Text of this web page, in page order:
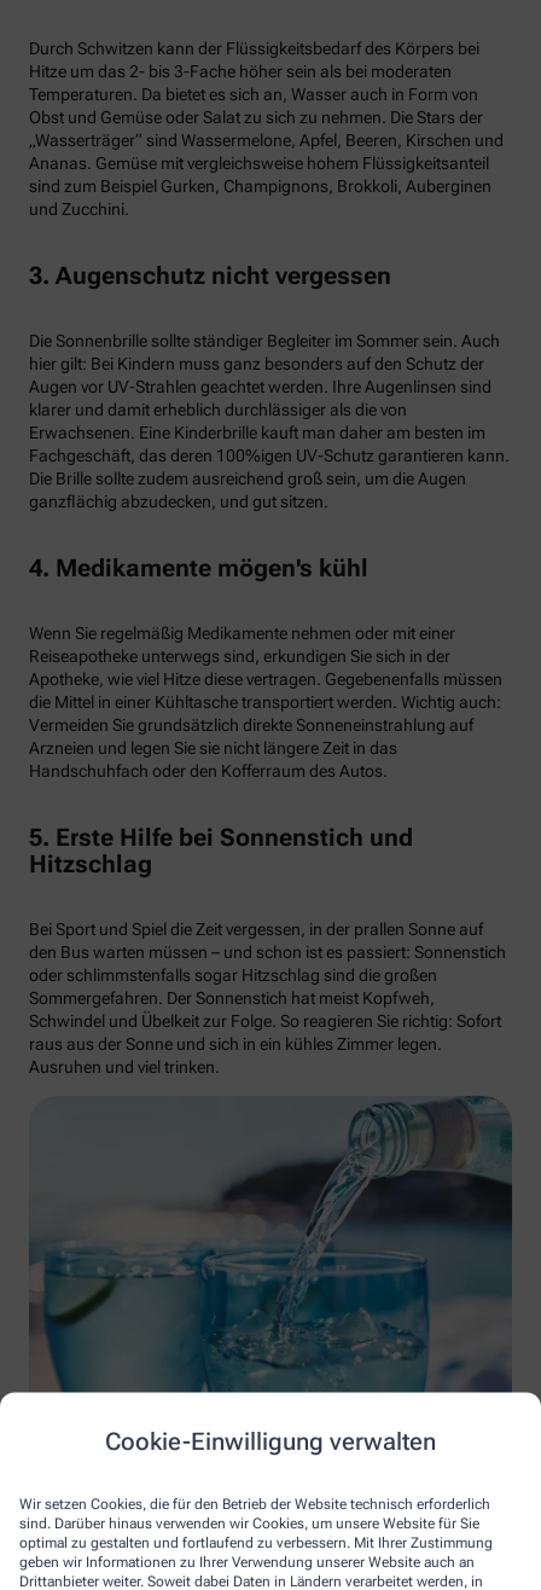
Cookie-Einwilligung verwalten
Wir setzen Cookies, die für den Betrieb der Website technisch erforderlich
sind. Darüber hinaus verwenden wir Cookies, um unsere Website für Sie
optimal zu gestalten und fortlaufend zu verbessern. Mit Ihrer Zustimmung
geben wir Informationen zu Ihrer Verwendung unserer Website auch an
Drittanbieter weiter. Soweit dabei Daten in Ländern verarbeitet werden, in
Durch Schwitzen kann der Flüssigkeitsbedarf des Körpers bei
Hitze um das 2- bis 3-Fache höher sein als bei moderaten
Temperaturen. Da bietet es sich an, Wasser auch in Form von
Obst und Gemüse oder Salat zu sich zu nehmen. Die Stars der
„Wasserträger“ sind Wassermelone, Apfel, Beeren, Kirschen und
Ananas. Gemüse mit vergleichsweise hohem Flüssigkeitsanteil
sind zum Beispiel Gurken, Champignons, Brokkoli, Auberginen
und Zucchini.
3. Augenschutz nicht vergessen
Die Sonnenbrille sollte ständiger Begleiter im Sommer sein. Auch
hier gilt: Bei Kindern muss ganz besonders auf den Schutz der
Augen vor UV-Strahlen geachtet werden. Ihre Augenlinsen sind
klarer und damit erheblich durchlässiger als die von
Erwachsenen. Eine Kinderbrille kauft man daher am besten im
Fachgeschäft, das deren 100%igen UV-Schutz garantieren kann.
Die Brille sollte zudem ausreichend groß sein, um die Augen
ganzflächig abzudecken, und gut sitzen.
4. Medikamente mögen's kühl
Wenn Sie regelmäßig Medikamente nehmen oder mit einer
Reiseapotheke unterwegs sind, erkundigen Sie sich in der
Apotheke, wie viel Hitze diese vertragen. Gegebenenfalls müssen
die Mittel in einer Kühltasche transportiert werden. Wichtig auch:
Vermeiden Sie grundsätzlich direkte Sonneneinstrahlung auf
Arzneien und legen Sie sie nicht längere Zeit in das
Handschuhfach oder den Kofferraum des Autos.
5. Erste Hilfe bei Sonnenstich und
Hitzschlag
Bei Sport und Spiel die Zeit vergessen, in der prallen Sonne auf
den Bus warten müssen – und schon ist es passiert: Sonnenstich
oder schlimmstenfalls sogar Hitzschlag sind die großen
Sommergefahren. Der Sonnenstich hat meist Kopfweh,
Schwindel und Übelkeit zur Folge. So reagieren Sie richtig: Sofort
raus aus der Sonne und sich in ein kühles Zimmer legen.
Ausruhen und viel trinken.
Der Hitzschlag ist die Steigerung des Sonnenstichs und kann
mehr als 40°C. Muskelkrämpfe und Kreislaufzusammenbruch
sind mögliche Anzeichen. So reagieren Sie richtig: Sofort den
Notarzt rufen. Den Betroffenen ins Kühle bringen. Versuchen,
seine Körpertemperatur zu senken (zum Beispiel mit kühlen